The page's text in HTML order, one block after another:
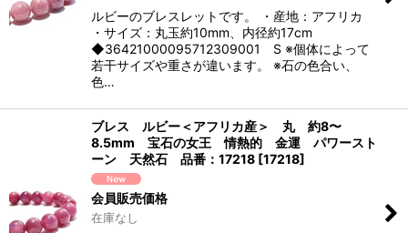
ルビーのブレスレットです。 ・産地：アフリカ
・サイズ：丸玉約10mm、内径約17cm
◆36421000095712309001 S ※個体によって
若干サイズや重さが違います。 ※石の色合い、
色…
ブレス ルビー＜アフリカ産＞ 丸 約8〜
8.5mm 宝石の女王 情熱的 金運 パワースト
ーン 天然石 品番：17218 [17218]
会員販売価格
在庫なし